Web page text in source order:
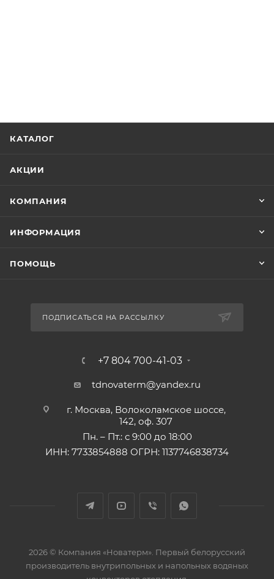
КАТАЛОГ
АКЦИИ
КОМПАНИЯ
ИНФОРМАЦИЯ
ПОМОЩЬ
ПОДПИСАТЬСЯ НА РАССЫЛКУ
+7 804 700-41-03
tdnovaterm@yandex.ru
г. Москва, Волоколамское шоссе,
142, оф. 307
Пн. – Пт.: с 9:00 до 18:00
ИНН: 7733854888 ОГРН: 1137746838734
2026 © Компания «Новатерм». Первый белорусский
производитель внутрипольных и напольных водяных